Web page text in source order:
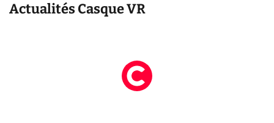
Actualités Casque VR